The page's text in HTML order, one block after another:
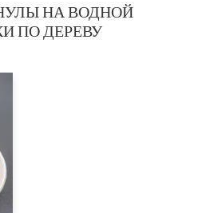
НА ВОДНОЙ
ПО ДЕРЕВУ